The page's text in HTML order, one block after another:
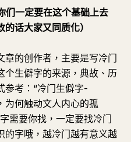
们一定要在这个基础上去
话大家又同质化）
章的创作者，主要是写冷门
个生僻字的来源，典故、历
参考：“冷门生僻字-
为何触动文人内心的孤
需要你找，一定要找冷门
的字哦，越冷门越有意义越